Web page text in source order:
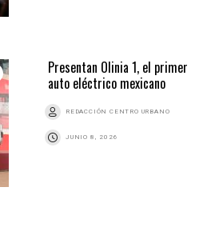
Presentan Olinia 1, el primer
auto eléctrico mexicano
REDACCIÓN CENTRO URBANO
JUNIO 8, 2026